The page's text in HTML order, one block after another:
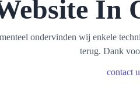
In
ondervinden wij enkele
terug. Dank
contact